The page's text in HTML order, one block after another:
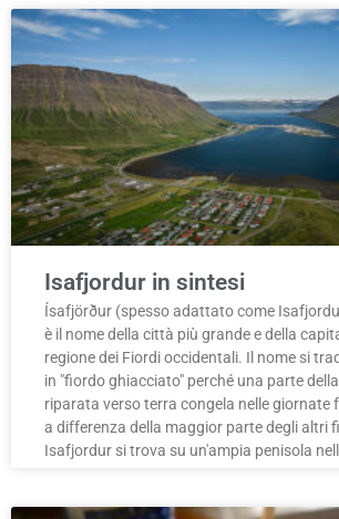
Isafjordur in sintesi
Ísafjörður (spesso adattato come
è il nome della città più grande e della
regione dei Fiordi occidentali. Il nome si
in "fiordo ghiacciato" perché una parte
riparata verso terra congela nelle giornate
a differenza della maggior parte degli altri
Isafjordur si trova su un'ampia penisola